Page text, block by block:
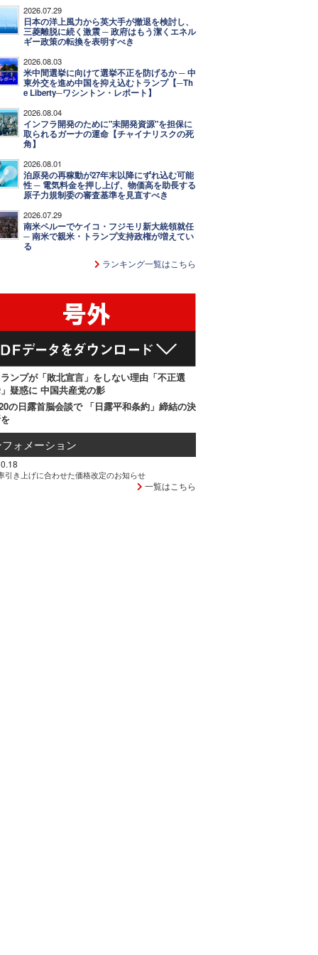
2026.07.29
日本の洋上風力から英大手が撤退を検討し、
三菱離脱に続く激震 ─ 政府はもう潔くエネル
ギー政策の転換を表明すべき
2026.08.03
米中間選挙に向けて選挙不正を防げるか ─ 中
東外交を進め中国を抑え込むトランプ【─Th
e Liberty─ワシントン・レポート】
2026.08.04
インフラ開発のために"未開発資源"を担保に
取られるガーナの運命【チャイナリスクの死
角】
2026.08.01
泊原発の再稼動が27年末以降にずれ込む可能
性 ─ 電気料金を押し上げ、物価高を助長する
原子力規制委の審査基準を見直すべき
2026.07.29
南米ペルーでケイコ・フジモリ新大統領就任
─ 南米で親米・トランプ支持政権が増えてい
る
ランキング一覧はこちら
ンプが「敗北宣言」をしない理由「不正選
疑惑に 中国共産党の影
の日露首脳会談で 「日露平和条約」締結の決
ォメーション
引き上げに合わせた価格改定のお知らせ
一覧はこちら